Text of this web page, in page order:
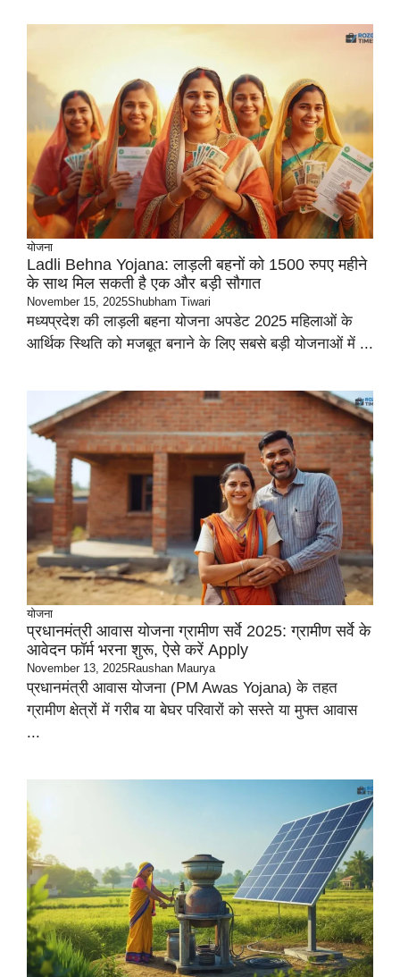
योजना
Ladli Behna Yojana: लाड़ली बहनों को 1500 रुपए महीने
के साथ मिल सकती है एक और बड़ी सौगात
November 15, 2025Shubham Tiwari
मध्यप्रदेश की लाड़ली बहना योजना अपडेट 2025 महिलाओं के
आर्थिक स्थिति को मजबूत बनाने के लिए सबसे बड़ी योजनाओं में ...
योजना
प्रधानमंत्री आवास योजना ग्रामीण सर्वे 2025: ग्रामीण सर्वे के
आवेदन फॉर्म भरना शुरू, ऐसे करें Apply
November 13, 2025Raushan Maurya
प्रधानमंत्री आवास योजना (PM Awas Yojana) के तहत
ग्रामीण क्षेत्रों में गरीब या बेघर परिवारों को सस्ते या मुफ्त आवास
...